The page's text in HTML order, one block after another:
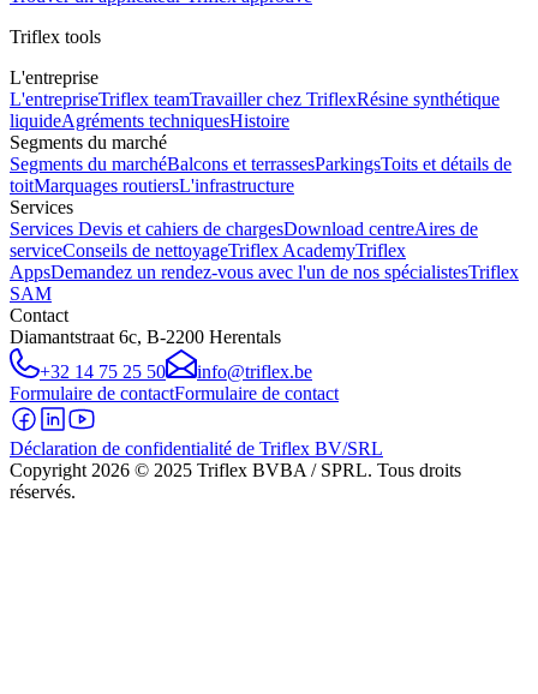
Triflex tools
L'entreprise
L'entrepriseTriflex teamTravailler chez TriflexRésine synthétique
liquideAgréments techniquesHistoire
Segments du marché
Segments du marchéBalcons et terrassesParkingsToits et détails de
toitMarquages routiersL'infrastructure
Services
Services Devis et cahiers de chargesDownload centreAires de
serviceConseils de nettoyageTriflex AcademyTriflex
AppsDemandez un rendez-vous avec l'un de nos spécialistesTriflex
SAM
Contact
Diamantstraat 6c, B-2200 Herentals
+32 14 75 25 50
info@triflex.be
Formulaire de contactFormulaire de contact
Déclaration de confidentialité de Triflex BV/SRL
Copyright 2026 © 2025 Triflex BVBA / SPRL. Tous droits
réservés.